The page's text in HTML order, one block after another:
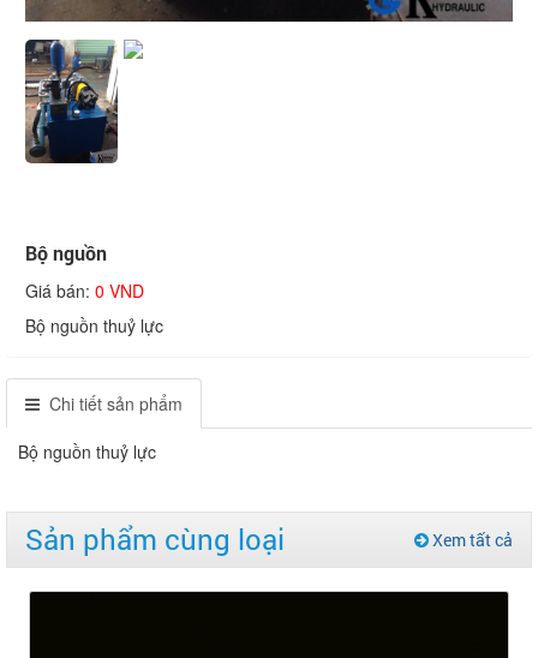
Bộ nguồn
Giá bán: 0 VND
Bộ nguồn thuỷ lực
Chi tiết sản phẩm
Bộ nguồn thuỷ lực
Sản phẩm cùng loại Xem tất cả